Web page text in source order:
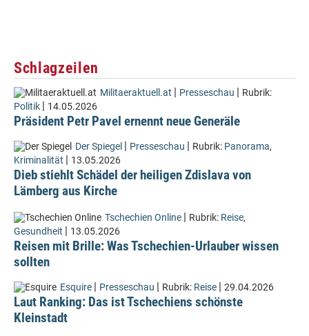
Schlagzeilen
Militaeraktuell.at | Presseschau | Rubrik:
Politik | 14.05.2026
Präsident Petr Pavel ernennt neue Generäle
Der Spiegel | Presseschau | Rubrik: Panorama,
Kriminalität | 13.05.2026
Dieb stiehlt Schädel der heiligen Zdislava von
Lämberg aus Kirche
Tschechien Online | Rubrik: Reise,
Gesundheit | 13.05.2026
Reisen mit Brille: Was Tschechien-Urlauber wissen
sollten
Esquire | Presseschau | Rubrik: Reise | 29.04.2026
Laut Ranking: Das ist Tschechiens schönste
Kleinstadt